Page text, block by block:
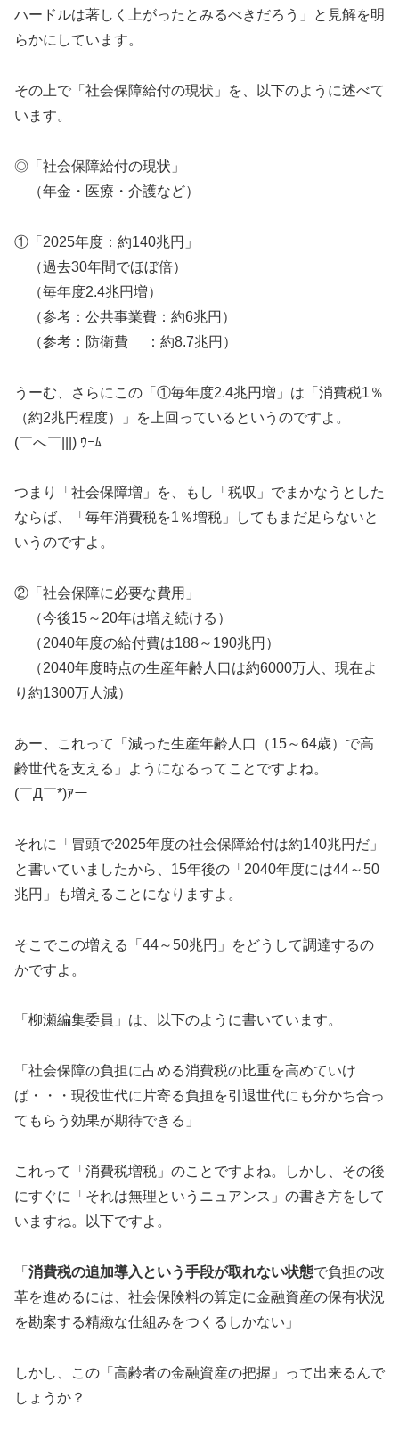
ハードルは著しく上がったとみるべきだろう」と見解を明
らかにしています。
その上で「社会保障給付の現状」を、以下のように述べて
います。
◎「社会保障給付の現状」
（年金・医療・介護など）
①「2025年度：約140兆円」
（過去30年間でほぼ倍）
（毎年度2.4兆円増）
（参考：公共事業費：約6兆円）
（参考：防衛費 ：約8.7兆円）
うーむ、さらにこの「①毎年度2.4兆円増」は「消費税1％
（約2兆円程度）」を上回っているというのですよ。
(￣へ￣|||) ｳｰﾑ
つまり「社会保障増」を、もし「税収」でまかなうとした
ならば、「毎年消費税を1％増税」してもまだ足らないと
いうのですよ。
②「社会保障に必要な費用」
（今後15～20年は増え続ける）
（2040年度の給付費は188～190兆円）
（2040年度時点の生産年齢人口は約6000万人、現在よ
り約1300万人減）
あー、これって「減った生産年齢人口（15～64歳）で高
齢世代を支える」ようになるってことですよね。
(￣Д￣*)ｱー
それに「冒頭で2025年度の社会保障給付は約140兆円だ」
と書いていましたから、15年後の「2040年度には44～50
兆円」も増えることになりますよ。
そこでこの増える「44～50兆円」をどうして調達するの
かですよ。
「柳瀬編集委員」は、以下のように書いています。
「社会保障の負担に占める消費税の比重を高めていけ
ば・・・現役世代に片寄る負担を引退世代にも分かち合っ
てもらう効果が期待できる」
これって「消費税増税」のことですよね。しかし、その後
にすぐに「それは無理というニュアンス」の書き方をして
いますね。以下ですよ。
「 消費税の追加導入という手段が取れない状態で負担の改
革を進めるには、社会保険料の算定に金融資産の保有状況
を勘案する精緻な仕組みをつくるしかない」
しかし、この「高齢者の金融資産の把握」って出来るんで
しょうか？